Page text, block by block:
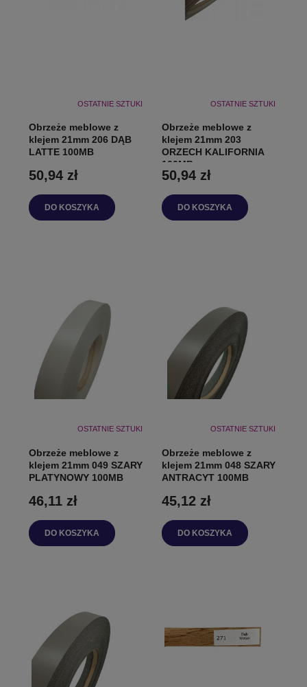
OSTATNIE SZTUKI
Obrzeże meblowe z
klejem 21mm 206 DĄB
LATTE 100MB
50,94 zł
DO KOSZYKA
OSTATNIE SZTUKI
Obrzeże meblowe z
klejem 21mm 203
ORZECH KALIFORNIA
100MB
50,94 zł
DO KOSZYKA
OSTATNIE SZTUKI
Obrzeże meblowe z
klejem 21mm 049 SZARY
PLATYNOWY 100MB
46,11 zł
DO KOSZYKA
OSTATNIE SZTUKI
Obrzeże meblowe z
klejem 21mm 048 SZARY
ANTRACYT 100MB
45,12 zł
DO KOSZYKA